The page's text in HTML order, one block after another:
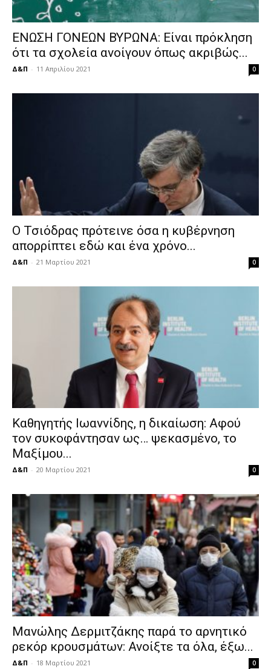
ΕΝΩΣΗ ΓΟΝΕΩΝ ΒΥΡΩΝΑ: Είναι πρόκληση
ότι τα σχολεία ανοίγουν όπως ακριβώς...
Δ&Π - 11 Απριλίου 2021 0
Ο Τσιόδρας πρότεινε όσα η κυβέρνηση
απορρίπτει εδώ και ένα χρόνο...
Δ&Π - 21 Μαρτίου 2021 0
Καθηγητής Ιωαννίδης, η δικαίωση: Αφού
τον συκοφάντησαν ως… ψεκασμένο, το
Μαξίμου...
Δ&Π - 20 Μαρτίου 2021 0
Μανώλης Δερμιτζάκης παρά το αρνητικό
ρεκόρ κρουσμάτων: Ανοίξτε τα όλα, έξω...
Δ&Π - 18 Μαρτίου 2021 0